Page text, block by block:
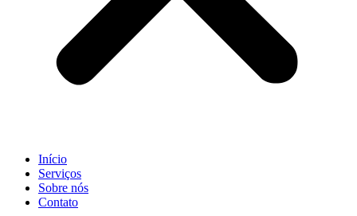
Início
Serviços
Sobre nós
Contato